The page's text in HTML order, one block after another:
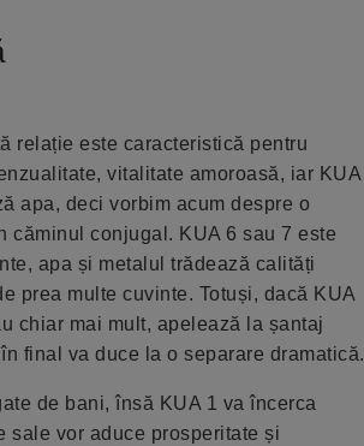
relație este caracteristică pentru
vitalitate amoroasă, iar KUA
apa, deci vorbim acum despre o
conjugal. KUA 6 sau 7 este
apa și metalul trădează calități
prea multe cuvinte. Totuși, dacă KUA
chiar mai mult, apelează la șantaj
final va duce la o separare dramatică.
de bani, însă KUA 1 va încerca
sale vor aduce prosperitate și